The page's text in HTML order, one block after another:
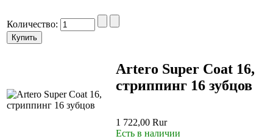
Количество:
Artero Super Coat 16,
стриппинг 16 зубцов
1 722,00 Rur
Есть в наличии